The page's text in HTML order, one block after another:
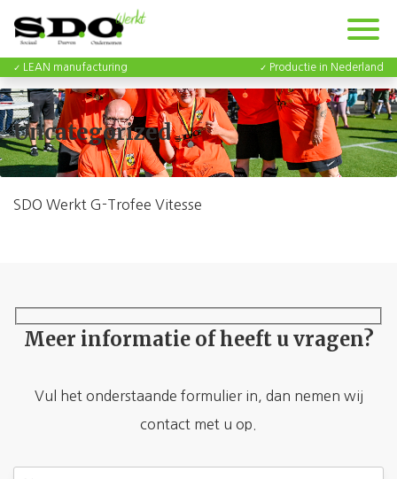
LEAN manufacturing Productie in Nederland
Uncategorized
SDO Werkt G-Trofee Vitesse
Meer informatie of heeft u vragen?
Vul het onderstaande formulier in, dan nemen wij
contact met u op.